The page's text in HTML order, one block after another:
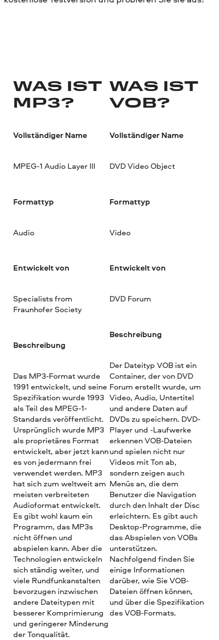
WAS IST
MP3?
Vollständiger Name
MPEG-1 Audio Layer III
Formattyp
Audio
Entwickelt von
Specialists from
Fraunhofer Society
Beschreibung
Das MP3-Format wurde
1991 entwickelt, und seine
Spezifikation wurde 1993
als Teil des MPEG-1-
Standards veröffentlicht.
Ursprünglich wurde MP3
als proprietäres Format
entwickelt, aber jetzt kann
es von jedermann frei
verwendet werden. MP3
hat sich zum weltweit am
meisten verbreiteten
Audioformat entwickelt.
Es gibt wohl kaum ein
Programm, das MP3s
nicht öffnen und
abspielen kann. Aber die
Technologien entwickeln
sich ständig weiter, und
viele Rundfunkanstalten
bevorzugen inzwischen
andere Dateitypen mit
besserer Komprimierung
und geringerer Minderung
der Tonqualität.
WAS IST
VOB?
Vollständiger Name
DVD Video Object
Formattyp
Video
Entwickelt von
DVD Forum
Beschreibung
Der Dateityp VOB ist ein
Container, der von DVD
Forum erstellt wurde, um
Video, Audio, Untertitel
und andere Daten auf
DVDs zu speichern. DVD-
Player und -Laufwerke
erkennen VOB-Dateien
und spielen nicht nur
Videos mit Ton ab,
sondern zeigen auch
Menüs an, die dem
Benutzer die Navigation
durch den Inhalt der Disc
erleichtern. Es gibt auch
Desktop-Programme, die
das Abspielen von VOBs
unterstützen.
Nachfolgend finden Sie
einige Informationen
darüber, wie Sie VOB-
Dateien öffnen können,
und über die Spezifikation
des VOB-Formats.